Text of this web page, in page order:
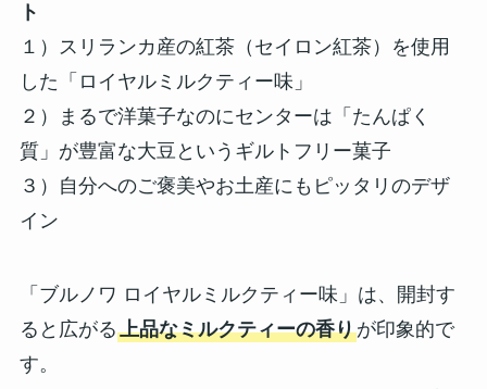
ト
１）スリランカ産の紅茶（セイロン紅茶）を使用
した「ロイヤルミルクティー味」
２）まるで洋菓子なのにセンターは「たんぱく
質」が豊富な大豆というギルトフリー菓子
３）自分へのご褒美やお土産にもピッタリのデザ
イン
「ブルノワ ロイヤルミルクティー味」は、開封す
ると広がる上品なミルクティーの香りが印象的で
す。